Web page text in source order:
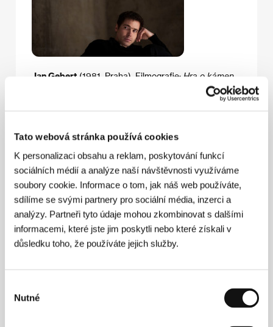
Tato webová stránka používá cookies
K personalizaci obsahu a reklam, poskytování funkcí
sociálních médií a analýze naší návštěvnosti využíváme
soubory cookie. Informace o tom, jak náš web používáte,
sdílíme se svými partnery pro sociální média, inzerci a
analýzy. Partneři tyto údaje mohou zkombinovat s dalšími
informacemi, které jste jim poskytli nebo které získali v
důsledku toho, že používáte jejich služby.
souhlasu
Nutné
Jan Gebert (1981, Praha). Filmografie: Hra o kámen
(krátký dok.,
Kontakty
CAT&Docs
18, rue Quincampoix, 75004, Paris
Francie
Tel: +33 144 617 748
E-mail:info@catndocs.com
HBO Europe
Jankovcova 1037/47a, 170 00, Praha 7